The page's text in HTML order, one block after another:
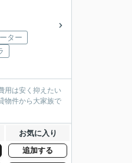
ター
用は安く抑えたい
物件から大家族で
お気に入り
追加する